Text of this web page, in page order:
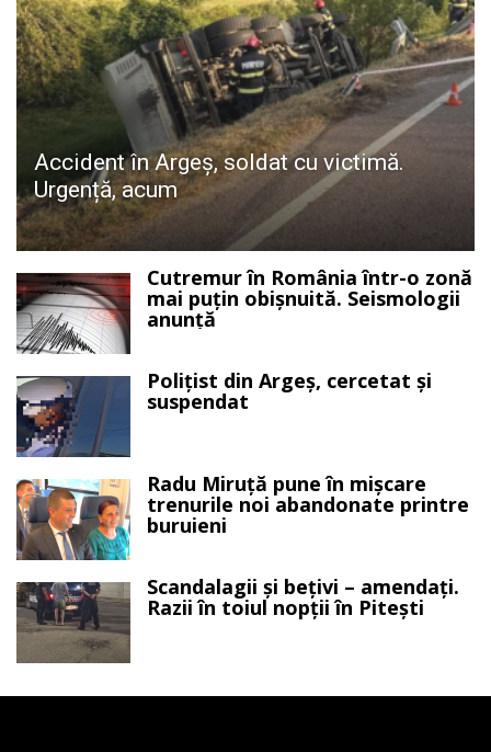
Accident în Argeș, soldat cu victimă.
Urgență, acum
Cutremur în România într-o zonă
mai puțin obișnuită. Seismologii
anunță
Polițist din Argeș, cercetat și
suspendat
Radu Miruță pune în mișcare
trenurile noi abandonate printre
buruieni
Scandalagii și bețivi – amendați.
Razii în toiul nopții în Pitești